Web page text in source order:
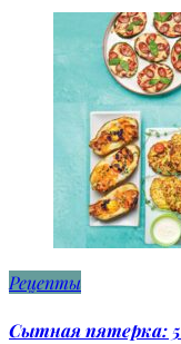
Рецепты
Сытная пятерка: 5